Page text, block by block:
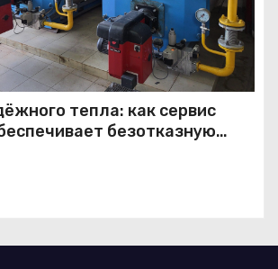
тепла: как сервис
безотказную
в Москве и Подмосковье